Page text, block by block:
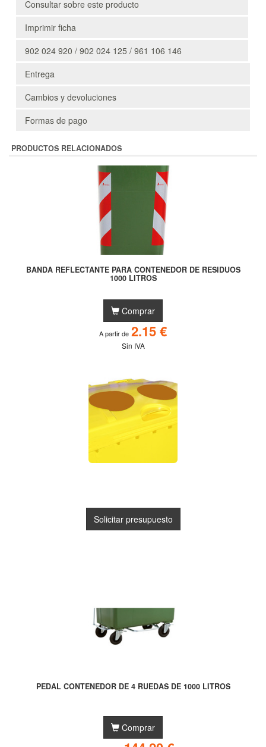
Consultar sobre este producto
Imprimir ficha
902 024 920 / 902 024 125 / 961 106 146
Entrega
Cambios y devoluciones
Formas de pago
PRODUCTOS RELACIONADOS
BANDA REFLECTANTE PARA CONTENEDOR DE RESIDUOS
1000 LITROS
Comprar
A partir de 2.15 €
Sin IVA
Solicitar presupuesto
PEDAL CONTENEDOR DE 4 RUEDAS DE 1000 LITROS
Comprar